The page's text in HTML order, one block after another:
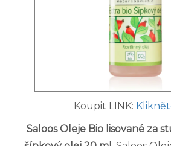
Koupit LINK:
Saloos Oleje Bio lisované za